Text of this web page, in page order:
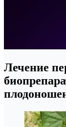
Лечение